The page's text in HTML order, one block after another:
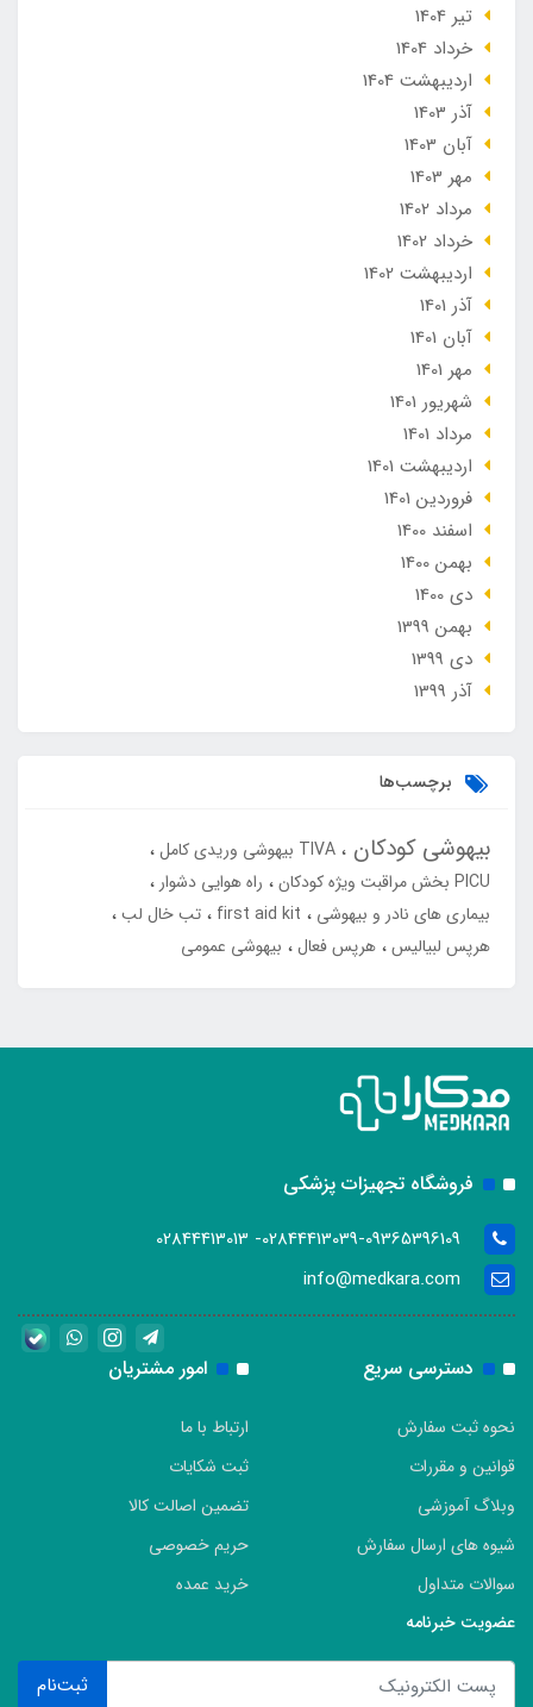
تير 1404
خرداد 1404
ارديبهشت 1404
آذر 1403
آبان 1403
مهر 1403
مرداد 1402
خرداد 1402
ارديبهشت 1402
آذر 1401
آبان 1401
مهر 1401
شهریور 1401
مرداد 1401
ارديبهشت 1401
فروردین 1401
اسفند 1400
بهمن 1400
دی 1400
بهمن 1399
دی 1399
آذر 1399
برچسب‌ها
بیهوشی کودکان
TIVA بیهوشی وریدی کامل
PICU بخش مراقبت ویژه کودکان
راه هوایی دشوار
بیماری های نادر و بیهوشی
first aid kit
تب خال لب
هرپس لبیالیس هرپس فعال بیهوشی عمومی
فروشگاه تجهیزات پزشکی
02844413039-09365396109- 02844413013
info@medkara.com
دسترسی سریع
نحوه ثبت سفارش
قوانین و مقررات
وبلاگ آموزشی
شیوه های ارسال سفارش
سوالات متداول
امور مشتریان
ارتباط با ما
ثبت شکایات
تضمین اصالت کالا
حریم خصوصی
خرید عمده
عضویت خبرنامه
ثبت‌نام